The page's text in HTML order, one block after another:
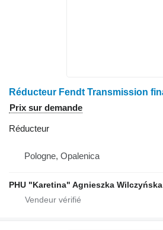
Prix sur demande
Réducteur
Pologne, Opalenica
PHU "Karetina" Agnieszka Wilczyńska